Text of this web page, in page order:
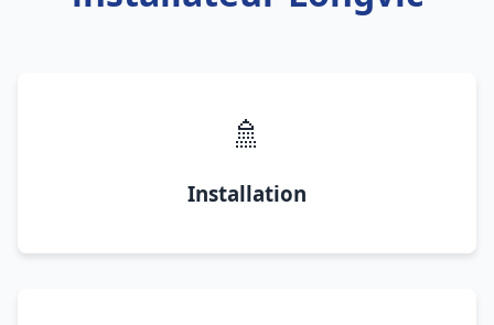
🚿
Installation